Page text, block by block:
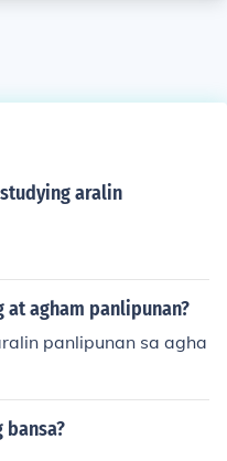
aralin
at agham panlipunan?
panlipunan sa agha